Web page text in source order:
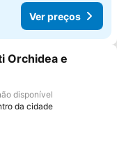
Ver preços
aos favoritos
Orchidea e
disponível
da cidade